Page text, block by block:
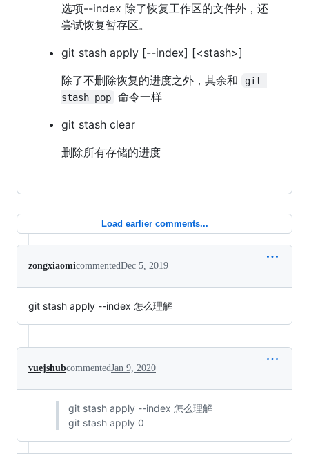
选项--index 除了恢复工作区的文件外，还
尝试恢复暂存区。
git stash apply [--index] [<stash>]
除了不删除恢复的进度之外，其余和
git
stash pop
命令一样
git stash clear
删除所有存储的进度
Load earlier comments...
zongxiaomicommentedDec 5, 2019
git stash apply --index 怎么理解
vuejshubcommentedJan 9, 2020
git stash apply --index 怎么理解
git stash apply 0